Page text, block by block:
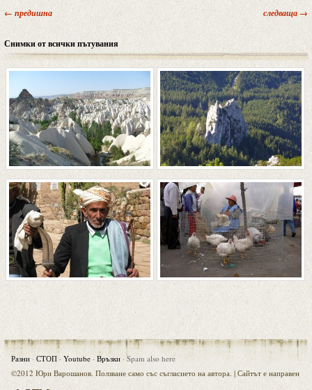
← предишна следваща →
Снимки от всички пътувания
Разни · СТОП · Youtube · Връзки · Spam also here
©2012 Юри Варошанов. Ползване само със съгласието на автора. | Сайтът е направен